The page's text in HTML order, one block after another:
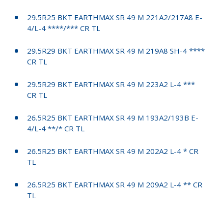
29.5R25 BKT EARTHMAX SR 49 M 221A2/217A8 E-
4/L-4 ****/*** CR TL
29.5R29 BKT EARTHMAX SR 49 M 219A8 SH-4 ****
CR TL
29.5R29 BKT EARTHMAX SR 49 M 223A2 L-4 ***
CR TL
26.5R25 BKT EARTHMAX SR 49 M 193A2/193B E-
4/L-4 **/* CR TL
26.5R25 BKT EARTHMAX SR 49 M 202A2 L-4 * CR
TL
26.5R25 BKT EARTHMAX SR 49 M 209A2 L-4 ** CR
TL